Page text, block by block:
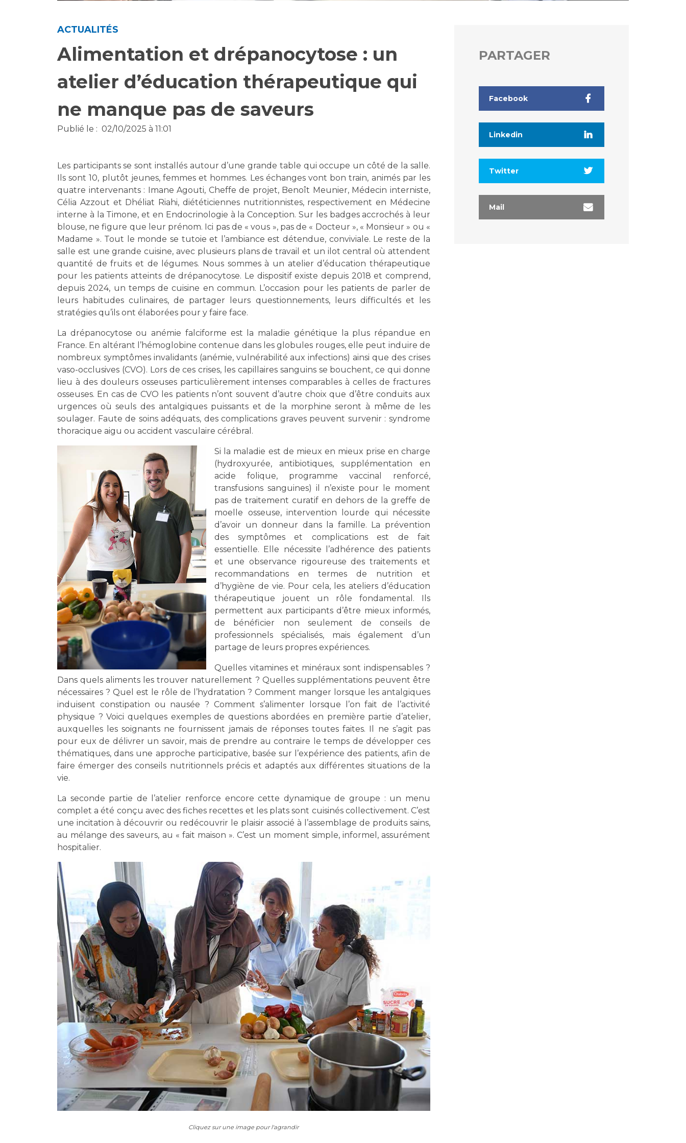
Laïcité et cultes
Livret d'accueil
Salon des familles
Transports sanitaires
Vos droits, vos devoirs
ACTUALITÉS
Alimentation et drépanocytose : un
atelier d’éducation thérapeutique qui
ne manque pas de saveurs
Publié le : 02/10/2025 à 11:01
Les participants se sont installés autour d’une grande table qui occupe un côté de la salle.
Ils sont 10, plutôt jeunes, femmes et hommes. Les échanges vont bon train, animés par les
quatre intervenants : Imane Agouti, Cheffe de projet, Benoît Meunier, Médecin interniste,
Célia Azzout et Dhéliat Riahi, diététiciennes nutritionnistes, respectivement en Médecine
interne à la Timone, et en Endocrinologie à la Conception. Sur les badges accrochés à leur
blouse, ne figure que leur prénom. Ici pas de « vous », pas de « Docteur », « Monsieur » ou «
Madame ». Tout le monde se tutoie et l’ambiance est détendue, conviviale. Le reste de la
salle est une grande cuisine, avec plusieurs plans de travail et un ilot central où attendent
quantité de fruits et de légumes. Nous sommes à un atelier d’éducation thérapeutique
pour les patients atteints de drépanocytose. Le dispositif existe depuis 2018 et comprend,
depuis 2024, un temps de cuisine en commun. L’occasion pour les patients de parler de
leurs habitudes culinaires, de partager leurs questionnements, leurs difficultés et les
stratégies qu’ils ont élaborées pour y faire face.
La drépanocytose ou anémie falciforme est la maladie génétique la plus répandue en
France. En altérant l’hémoglobine contenue dans les globules rouges, elle peut induire de
nombreux symptômes invalidants (anémie, vulnérabilité aux infections) ainsi que des crises
vaso-occlusives (CVO). Lors de ces crises, les capillaires sanguins se bouchent, ce qui donne
lieu à des douleurs osseuses particulièrement intenses comparables à celles de fractures
osseuses. En cas de CVO les patients n’ont souvent d’autre choix que d’être conduits aux
urgences où seuls des antalgiques puissants et de la morphine seront à même de les
soulager. Faute de soins adéquats, des complications graves peuvent survenir : syndrome
thoracique aigu ou accident vasculaire cérébral.
Si la maladie est de mieux en mieux prise en charge
(hydroxyurée, antibiotiques, supplémentation en
acide folique, programme vaccinal renforcé,
transfusions sanguines) il n’existe pour le moment
pas de traitement curatif en dehors de la greffe de
moelle osseuse, intervention lourde qui nécessite
d’avoir un donneur dans la famille. La prévention
des symptômes et complications est de fait
essentielle. Elle nécessite l’adhérence des patients
et une observance rigoureuse des traitements et
recommandations en termes de nutrition et
d’hygiène de vie. Pour cela, les ateliers d’éducation
thérapeutique jouent un rôle fondamental. Ils
permettent aux participants d’être mieux informés,
de bénéficier non seulement de conseils de
professionnels spécialisés, mais également d’un
partage de leurs propres expériences.
Quelles vitamines et minéraux sont indispensables ?
Dans quels aliments les trouver naturellement ? Quelles supplémentations peuvent être
nécessaires ? Quel est le rôle de l’hydratation ? Comment manger lorsque les antalgiques
induisent constipation ou nausée ? Comment s’alimenter lorsque l’on fait de l’activité
physique ? Voici quelques exemples de questions abordées en première partie d’atelier,
auxquelles les soignants ne fournissent jamais de réponses toutes faites. Il ne s’agit pas
pour eux de délivrer un savoir, mais de prendre au contraire le temps de développer ces
thématiques, dans une approche participative, basée sur l’expérience des patients, afin de
faire émerger des conseils nutritionnels précis et adaptés aux différentes situations de la
vie.
La seconde partie de l’atelier renforce encore cette dynamique de groupe : un menu
complet a été conçu avec des fiches recettes et les plats sont cuisinés collectivement. C’est
une incitation à découvrir ou redécouvrir le plaisir associé à l’assemblage de produits sains,
au mélange des saveurs, au « fait maison ». C’est un moment simple, informel, assurément
hospitalier.
Cliquez sur une image pour l'agrandir
PARTAGER
Facebook
Linkedin
Twitter
Mail